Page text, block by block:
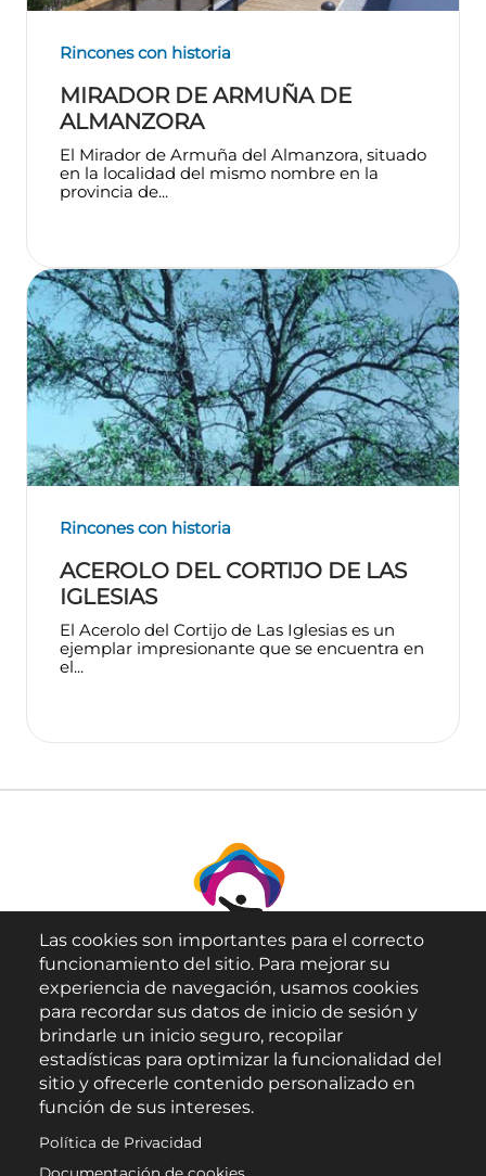
Rincones con historia
MIRADOR DE ARMUÑA DE
ALMANZORA
El Mirador de Armuña del Almanzora, situado
en la localidad del mismo nombre en la
provincia de...
Rincones con historia
ACEROLO DEL CORTIJO DE LAS
IGLESIAS
El Acerolo del Cortijo de Las Iglesias es un
ejemplar impresionante que se encuentra en
el...
Aviso Legal
Política de Privacidad
Accesibilidad
Las cookies son importantes para el correcto
funcionamiento del sitio. Para mejorar su
experiencia de navegación, usamos cookies
para recordar sus datos de inicio de sesión y
brindarle un inicio seguro, recopilar
estadísticas para optimizar la funcionalidad del
sitio y ofrecerle contenido personalizado en
función de sus intereses.
Política de Privacidad